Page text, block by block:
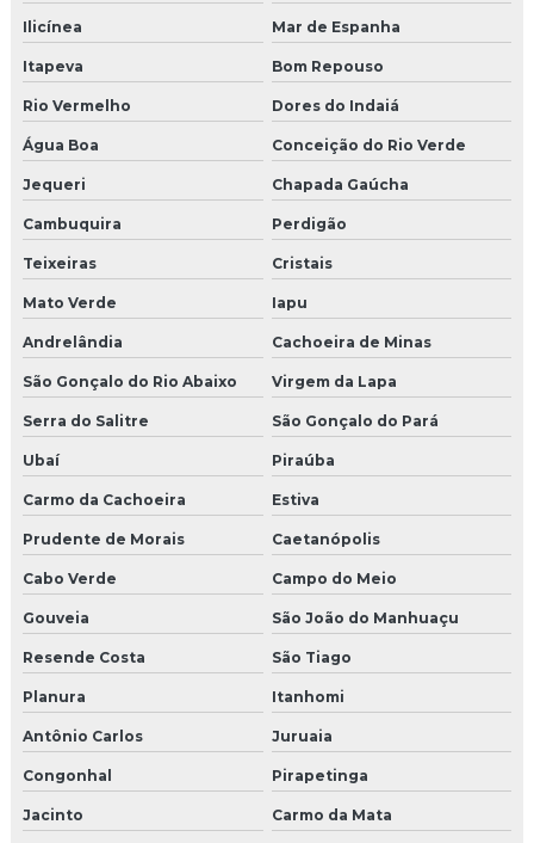
Ilicínea Mar de Espanha
Itapeva Bom Repouso
Rio Vermelho Dores do Indaiá
Água Boa Conceição do Rio Verde
Jequeri Chapada Gaúcha
Cambuquira Perdigão
Teixeiras Cristais
Mato Verde Iapu
Andrelândia Cachoeira de Minas
São Gonçalo do Rio Abaixo Virgem da Lapa
Serra do Salitre São Gonçalo do Pará
Ubaí Piraúba
Carmo da Cachoeira Estiva
Prudente de Morais Caetanópolis
Cabo Verde Campo do Meio
Gouveia São João do Manhuaçu
Resende Costa São Tiago
Planura Itanhomi
Antônio Carlos Juruaia
Congonhal Pirapetinga
Jacinto Carmo da Mata